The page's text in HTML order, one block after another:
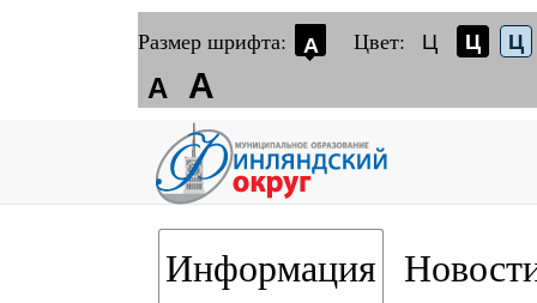
Размер шрифта: А
А А
Цвет: Ц Ц Ц
Информация